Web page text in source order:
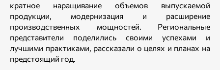
кратное наращивание объемов выпускаемой
продукции, модернизация и расширение
производственных мощностей. Региональные
представители поделились своими успехами и
лучшими практиками, рассказали о целях и планах на
предстоящий год.